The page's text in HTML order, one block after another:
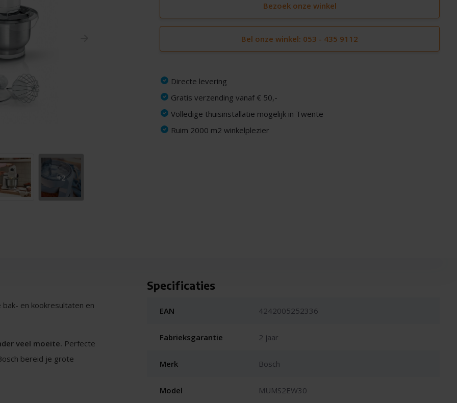
+2
Bezoek onze winkel
Bel onze winkel: 053 - 435 9112
Directe levering
Gratis verzending vanaf € 50,-
Volledige thuisinstallatie mogelijk in Twente
Ruim 2000 m2 winkelplezier
en kookresultaten en
veel moeite. Perfecte
bereid je grote
Specificaties
EAN 4242005252336
Fabrieksgarantie 2 jaar
Merk Bosch
Model MUMS2EW30